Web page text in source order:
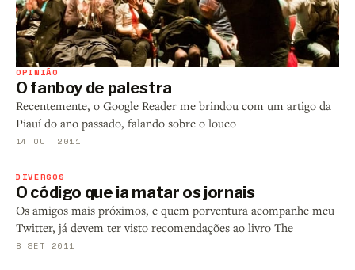
OPINIÃO
O fanboy de palestra
Recentemente, o Google Reader me brindou com um artigo da
Piauí do ano passado, falando sobre o louco
14 OUT 2011
DIVERSOS
O código que ia matar os jornais
Os amigos mais próximos, e quem porventura acompanhe meu
Twitter, já devem ter visto recomendações ao livro The
8 SET 2011